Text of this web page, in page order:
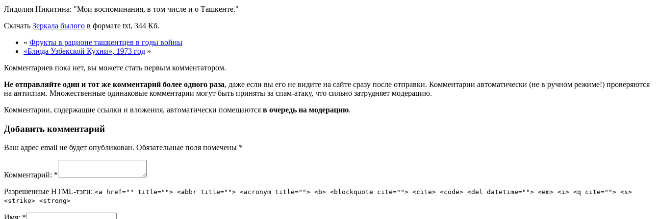
Лидолия Никитина:
Мои воспоминания, в том числе и о Ташкенте.
Скачать Зеркала былого в формате txt, 344 Кб.
« Фрукты в рационе ташкентцев в годы войны
«Блюда Узбекской Кухни», 1973 год »
Комментариев пока нет, вы можете стать первым комментатором.
Не отправляйте один и тот же комментарий более одного раза, даже если вы его не видите на сайте сразу после отправки. Комментарии автоматически (не в ручном режиме!) проверяются
на антиспам. Множественные одинаковые комментарии могут быть приняты за спам-атаку, что сильно затрудняет модерацию.
Комментарии, содержащие ссылки и вложения, автоматически помещаются в очередь на модерацию.
Добавить комментарий
Ваш адрес email не будет опубликован. Обязательные поля помечены *
Комментарий: *
Разрешенные HTML-тэги: <a href="" title=""> <abbr title=""> <acronym title=""> <b> <blockquote cite=""> <cite> <code> <del datetime=""> <em> <i> <q cite=""> <s>
<strike> <strong>